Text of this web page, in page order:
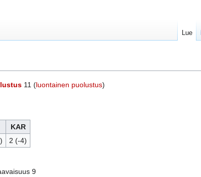
11 (luontainen puolustus)
KAR
2 (-4)
9
Lue